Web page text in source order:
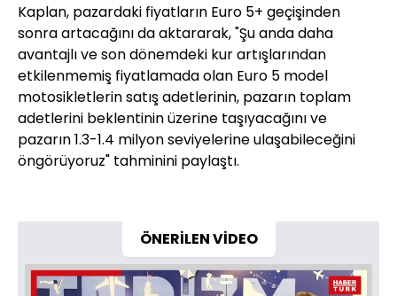
Kaplan, pazardaki fiyatların Euro 5+ geçişinden
sonra artacağını da aktararak, "Şu anda daha
avantajlı ve son dönemdeki kur artışlarından
etkilenmemiş fiyatlamada olan Euro 5 model
motosikletlerin satış adetlerinin, pazarın toplam
adetlerini beklentinin üzerine taşıyacağını ve
pazarın 1.3-1.4 milyon seviyelerine ulaşabileceğini
öngörüyoruz" tahminini paylaştı.
ÖNERİLEN VİDEO